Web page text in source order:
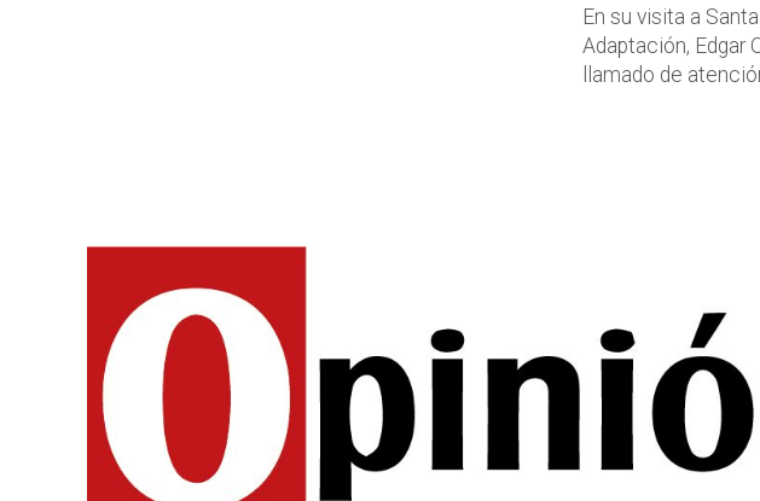
En su visita a
Adaptación, Edgar
llamado de